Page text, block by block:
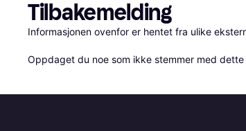
Tilbakemelding
Informasjonen ovenfor er hentet fra ulike
Oppdaget du noe som ikke stemmer med